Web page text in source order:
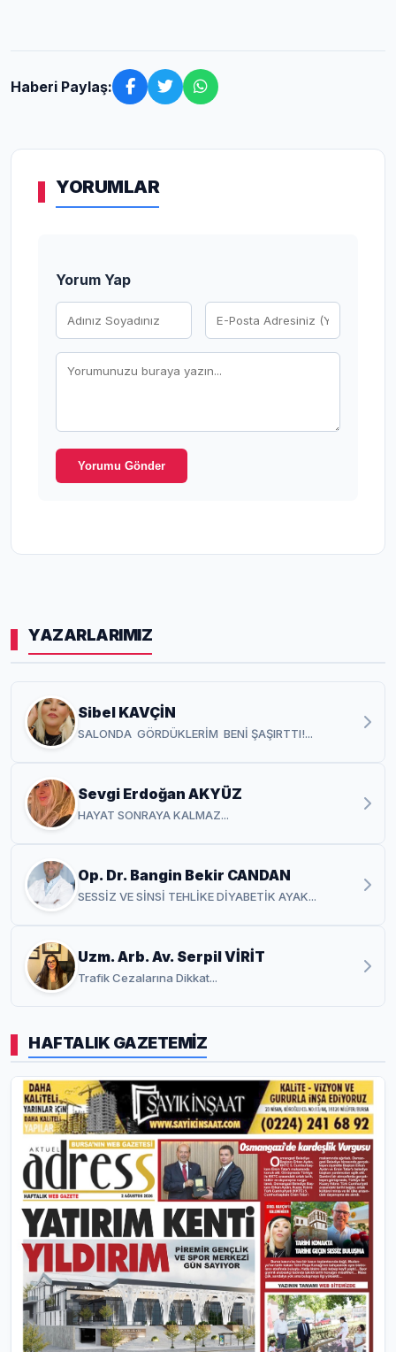
Haberi Paylaş:
YORUMLAR
Yorum Yap
Yorumu Gönder
YAZARLARIMIZ
Sibel KAVÇİN
SALONDA GÖRDÜKLERİM BENİ ŞAŞIRTTI!...
Sevgi Erdoğan AKYÜZ
HAYAT SONRAYA KALMAZ...
Op. Dr. Bangin Bekir CANDAN
SESSİZ VE SİNSİ TEHLİKE DİYABETİK AYAK...
Uzm. Arb. Av. Serpil VİRİT
Trafik Cezalarına Dikkat...
HAFTALIK GAZETEMİZ